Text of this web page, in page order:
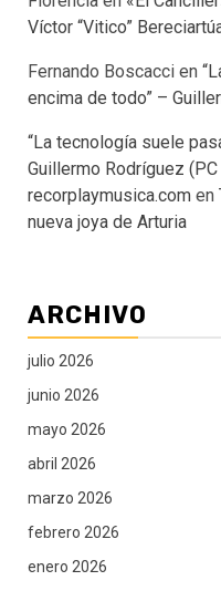
Víctor “Vitico”
Fernando Boscacci en
encima de todo” –
“La tecnología suele
Guillermo Rodríguez
recorplaymusica.com en
nueva joya de Arturia
ARCHIVO
julio 2026
junio 2026
mayo 2026
abril 2026
marzo 2026
febrero 2026
enero 2026